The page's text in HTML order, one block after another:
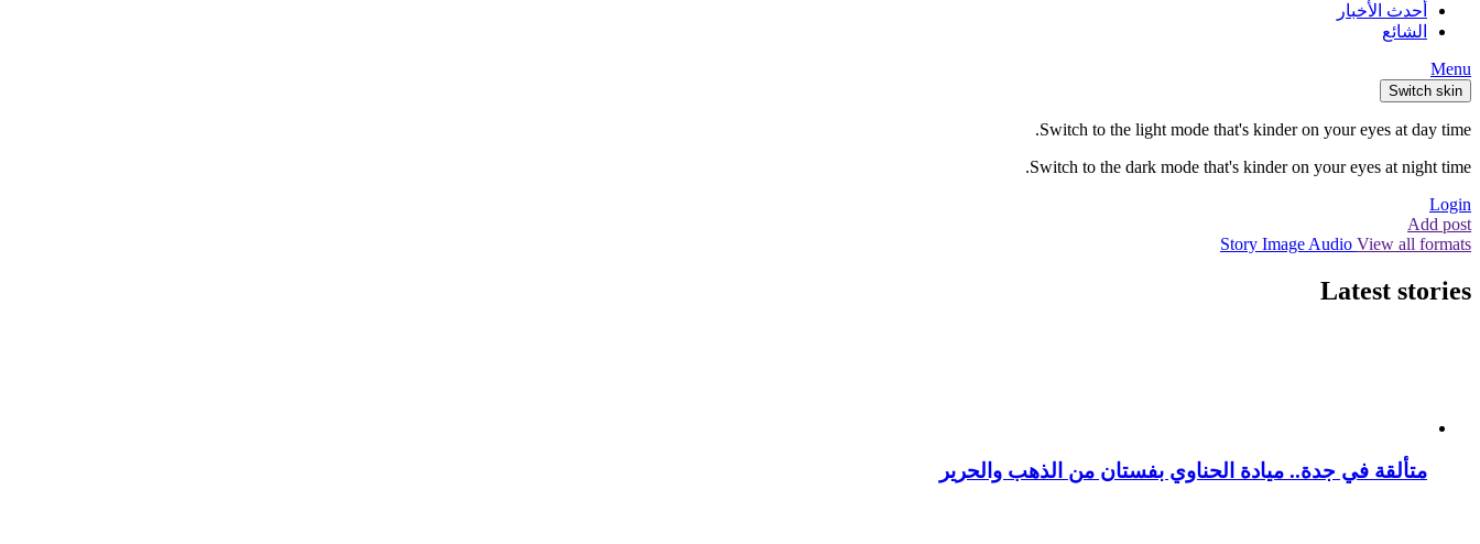
أحدث الأخبار
الشائع
Menu
Switch skin
Switch to the light mode that's kinder on your eyes at day time.
Switch to the dark mode that's kinder on your eyes at night time.
Login
Add post
Story Image Audio View all formats
Latest stories
متألقة في جدة.. ميادة الحناوي بفستان من الذهب والحرير